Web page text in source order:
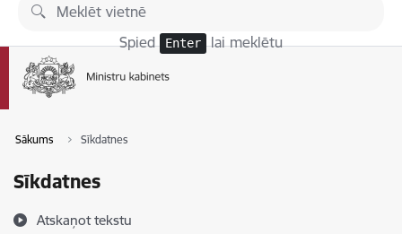
Pāriet uz lapas saturu
Spied Enter lai meklētu
Sākums Sīkdatnes
Sīkdatnes
Atskaņot tekstu